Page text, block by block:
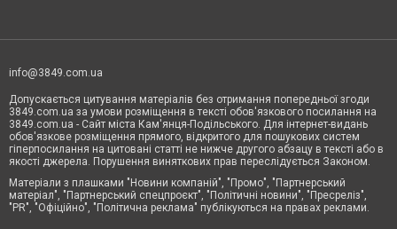
info@3849.com.ua
Допускається цитування матеріалів без отримання попередньої згоди
3849.com.ua за умови розміщення в тексті обов'язкового посилання на
3849.com.ua - Сайт міста Кам'янця-Подільського. Для інтернет-видань
обов'язкове розміщення прямого, відкритого для пошукових систем
гіперпосилання на цитовані статті не нижче другого абзацу в тексті або в
якості джерела. Порушення виняткових прав переслідується Законом.
Матеріали з плашками "Новини компаній", "Промо", "Партнерський
матеріал", "Партнерський спецпроєкт", "Політичні новини", "Пресреліз",
"PR", "Офіційно", "Політична реклама" публікуються на правах реклами.